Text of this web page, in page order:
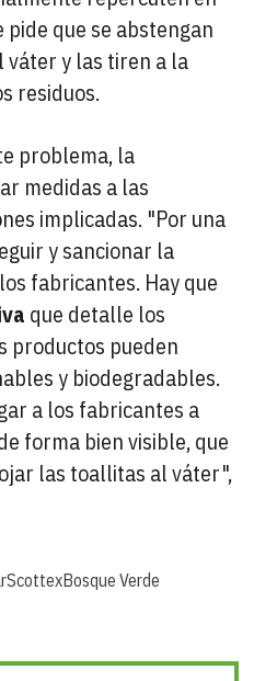
pide que se abstengan
y las tiren a la
residuos.
problema, la
medidas a las
implicadas. "Por una
y sancionar la
fabricantes. Hay que
que detalle los
productos pueden
y biodegradables.
a los fabricantes a
forma bien visible, que
las toallitas al váter",
ScottexBosque Verde